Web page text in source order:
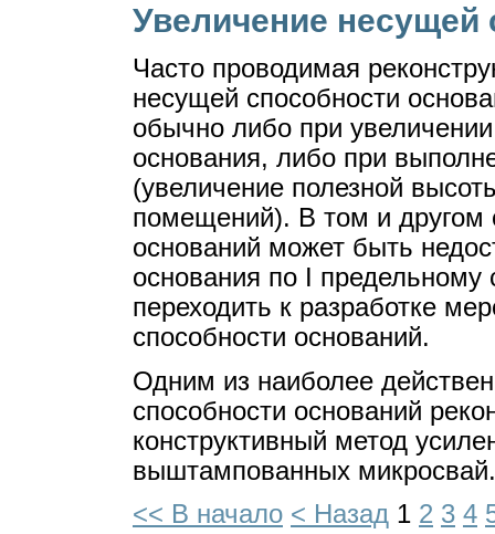
Увеличение несущей
Часто проводимая
несущей способности
обычно либо при
основания, либо при
(увеличение полезной
помещений). В том и другом
оснований может быть
основания по I предельному
переходить к разработке
способности оснований.
Одним из наиболее
способности оснований
конструктивный метод
выштампованных микросвай.
<< В начало < Назад 1 2 3 4